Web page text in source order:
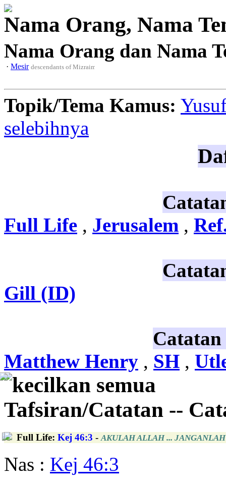
Nama Orang, Nama
Nama Orang dan Nama
· Mesir descendants of Mizraim
Topik/Tema Kamus:
selebihnya
Full Life , Jerusalem ,
Gill (ID)
Matthew Henry , SH ,
kecilkan semua
Tafsiran/Catatan --
Full Life: Kej 46:3 - AKULAH ALLAH ...
Nas : Kej 46:3